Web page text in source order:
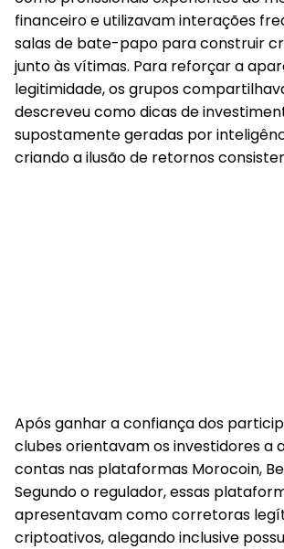
financeiro e utilizavam interações
salas de bate-papo para construir
junto às vítimas. Para reforçar a
legitimidade, os grupos
descreveu como dicas de
supostamente geradas por
criando a ilusão de retornos
Após ganhar a confiança dos
clubes orientavam os investidores a
contas nas plataformas Morocoin,
Segundo o regulador, essas
apresentavam como corretoras
criptoativos, alegando inclusive